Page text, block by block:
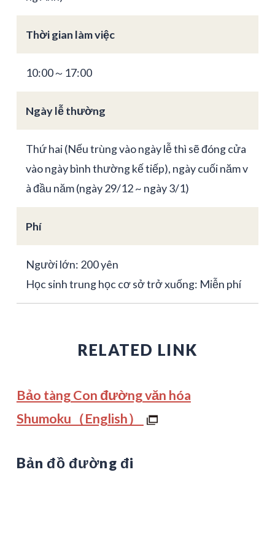
Thời gian làm việc
10:00～17:00
Ngày lễ thường
Thứ hai (Nếu trùng vào ngày lễ thì sẽ đóng cửa
vào ngày bình thường kế tiếp), ngày cuối năm v
à đầu năm (ngày 29/12 ~ ngày 3/1)
Phí
Người lớn: 200 yên
Học sinh trung học cơ sở trở xuống: Miễn phí
RELATED LINK
Bảo tàng Con đường văn hóa
Shumoku（English）
Bản đồ đường đi